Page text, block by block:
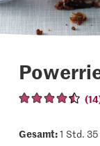
Gesamt:1 Std. 35